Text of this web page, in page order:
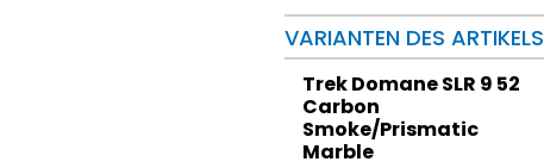
VARIANTEN DES ARTIKELS
Trek Domane SLR 9 52
Carbon
Smoke/Prismatic
Marble